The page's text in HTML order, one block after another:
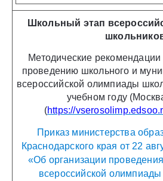
Школьный этап
Методические рекомендации
проведению школьного и
всероссийской олимпиады
учебном году
(https://
Приказ министерства
Краснодарского края от 22
«Об организации
всероссийской